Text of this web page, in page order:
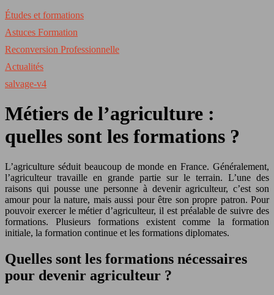
Études et formations
Astuces Formation
Reconversion Professionnelle
Actualités
salvage-v4
Métiers de l’agriculture :
quelles sont les formations ?
L’agriculture séduit beaucoup de monde en France. Généralement,
l’agriculteur travaille en grande partie sur le terrain. L’une des
raisons qui pousse une personne à devenir agriculteur, c’est son
amour pour la nature, mais aussi pour être son propre patron. Pour
pouvoir exercer le métier d’agriculteur, il est préalable de suivre des
formations. Plusieurs formations existent comme la formation
initiale, la formation continue et les formations diplomates.
Quelles sont les formations nécessaires
pour devenir agriculteur ?